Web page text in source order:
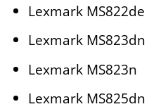
Lexmark MS822de
Lexmark MS823dn
Lexmark MS823n
Lexmark MS825dn